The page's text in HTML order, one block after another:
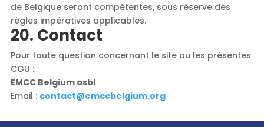
de Belgique seront compétentes, sous réserve des
règles impératives applicables.
20. Contact
Pour toute question concernant le site ou les présentes
CGU :
EMCC Belgium asbl
Email : contact@emccbelgium.org